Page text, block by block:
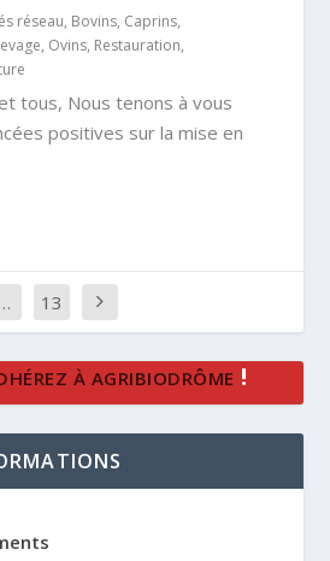
réseau, Bovins, Caprins,
, Ovins, Restauration,
tous, Nous tenons à vous
positives sur la mise en
… 13
À AGRIBIODRÔME !